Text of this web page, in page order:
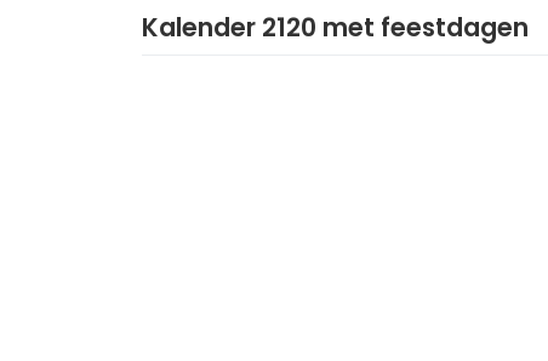
Kalender 2120 met feestdagen